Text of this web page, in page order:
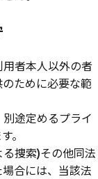
者本人以外の者
ために必要な範
途定めるプライ
。
捜索)その他同法
合には、当該法